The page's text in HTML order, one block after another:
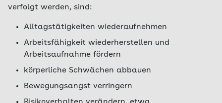
verfolgt werden, sind:
Alltagstätigkeiten wiederaufnehmen
Arbeitsfähigkeit wiederherstellen und
Arbeitsaufnahme fördern
körperliche Schwächen abbauen
Bewegungsangst verringern